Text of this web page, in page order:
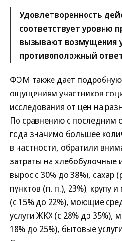
Удовлетворенность
соответствует уровню
вызывают возмущения
противоположный
ФОМ также дает подробную
ощущениям участников
исследования от цен на
По сравнению с последним
года значимо большее
в частности, обратили
затраты на хлебобулочные
вырос с 30% до 38%), сахар
пунктов (п. п.), 23%), крупу
(с 15% до 22%), моющие
услуги ЖКХ (с 28% до 35%),
18% до 25%), бытовые